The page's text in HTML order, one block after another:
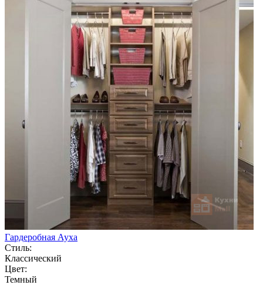
Гардеробная Ауха
Стиль:
Классический
Цвет:
Темный